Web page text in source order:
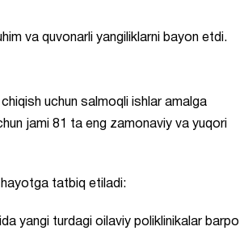
va quvonarli yangiliklarni bayon etdi.
uchun salmoqli ishlar amalga
jami 81 ta eng zamonaviy va yuqori
hayotga tatbiq etiladi:
yangi turdagi oilaviy poliklinikalar barpo